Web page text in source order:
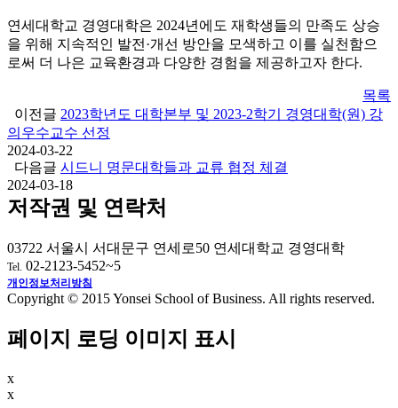
연세대학교 경영대학은 2024년에도 재학생들의 만족도 상승
을 위해 지속적인 발전·개선 방안을 모색하고 이를 실천함으
로써 더 나은 교육환경과 다양한 경험을 제공하고자 한다.
목록
이전글 2023학년도 대학본부 및 2023-2학기 경영대학(원) 강
의우수교수 선정
2024-03-22
다음글 시드니 명문대학들과 교류 협정 체결
2024-03-18
저작권 및 연락처
03722 서울시 서대문구 연세로50 연세대학교 경영대학
Tel. 02-2123-5452~5
개인정보처리방침
Copyright © 2015 Yonsei School of Business. All rights reserved.
페이지 로딩 이미지 표시
x
x